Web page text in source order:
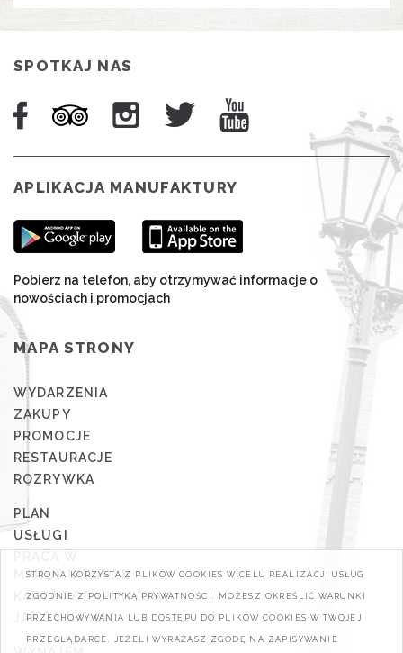
SPOTKAJ NAS
APLIKACJA MANUFAKTURY
Pobierz na telefon, aby otrzymywać informacje o
nowościach i promocjach
MAPA STRONY
WYDARZENIA
ZAKUPY
PROMOCJE
RESTAURACJE
ROZRYWKA
PLAN
USŁUGI
MANUFAKTURZE
KARTA PODARUNKOWA
JAK DOJECHAĆ
STRONA KORZYSTA Z PLIKÓW COOKIES W CELU REALIZACJI USŁUG
ZGODNIE Z POLITYKĄ PRYWATNOŚCI. MOŻESZ OKREŚLIĆ WARUNKI
PRZECHOWYWANIA LUB DOSTĘPU DO PLIKÓW COOKIES W TWOJEJ
PRZEGLĄDARCE. JEŻELI WYRAŻASZ ZGODĘ NA ZAPISYWANIE